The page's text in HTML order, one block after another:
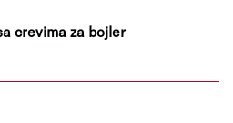
crevima za bojler